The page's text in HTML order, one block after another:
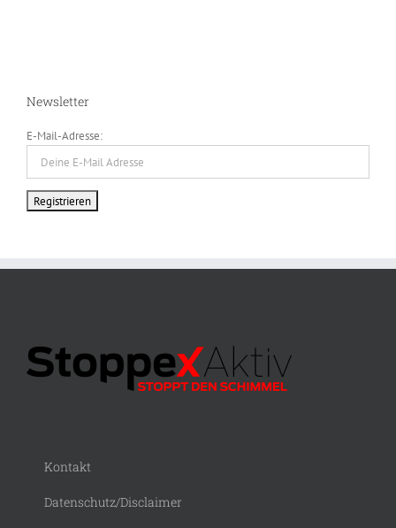
Newsletter
E-Mail-Adresse:
Kontakt
Datenschutz/Disclaimer